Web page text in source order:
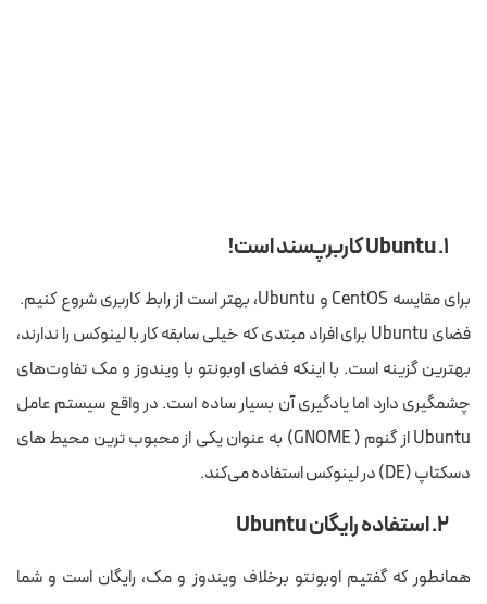
۱. Ubuntu کاربرپسند است!
برای مقایسه CentOS و Ubuntu، بهتر است از رابط کاربری شروع کنیم.
فضای Ubuntu برای افراد مبتدی که خیلی سابقه کار با لینوکس را ندارند،
بهترین گزینه است. با اینکه فضای اوبونتو با ویندوز و مک تفاوت‌های
چشمگیری دارد اما یادگیری آن بسیار ساده است. در واقع سیستم عامل
Ubuntu از گنوم ( GNOME) به عنوان یکی از محبوب ترین محیط های
دسکتاپ (DE) در لینوکس استفاده می‌کند.
۲. استفاده رایگان Ubuntu
همانطور که گفتیم اوبونتو برخلاف ویندوز و مک، رایگان است و شما